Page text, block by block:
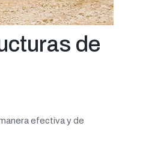
de
efectiva y de